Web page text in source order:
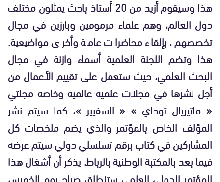
هذا وسيقوم أزيد من 20 أستاذ باحث يمثلون مختلف
دول العالم، وهم علماء مرموقين وبارزين في مجال
تخصصهم، بإلقاء محاضرات عامة وأخرى مواضيعية.
هذا وتضم اللجنة العلمية أسماء وازنة في مجال
البحث العلمي، حيث ستعمل على تقييم الأعمال من
أجل نشرها في مجلات علمية عالمية وخاصة مجلتي
« ماتيريال توداي » « السفيير »، كما سيتم نشر
المؤلف الخاص بالمؤتمر والذي يضم ملخصات كل
المشاركين في كتاب برقم تسلسلي دولي سيتم عرضه
فيما بعد بالمكتبة الوطنية بالرباط. يذكر أن أشغال هذا